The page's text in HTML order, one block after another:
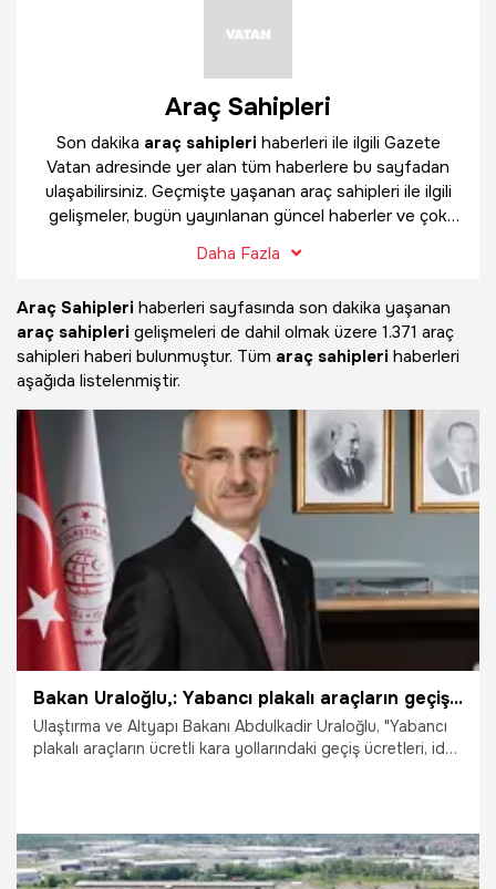
Araç Sahipleri
Son dakika araç sahipleri haberleri ile ilgili Gazete
Vatan adresinde yer alan tüm haberlere bu sayfadan
ulaşabilirsiniz. Geçmişte yaşanan araç sahipleri ile ilgili
gelişmeler, bugün yayınlanan güncel haberler ve çok
bulabilirsiniz.
Daha Fazla
Araç Sahipleri haberleri sayfasında son dakika yaşanan
araç sahipleri gelişmeleri de dahil olmak üzere 1.371 araç
sahipleri haberi bulunmuştur. Tüm araç sahipleri haberleri
aşağıda listelenmiştir.
Bakan Uraloğlu,: Yabancı plakalı araçların geçiş ücretlerine düzenleneme
Ulaştırma ve Altyapı Bakanı Abdulkadir Uraloğlu, "Yabancı
plakalı araçların ücretli kara yollarındaki geçiş ücretleri, idari